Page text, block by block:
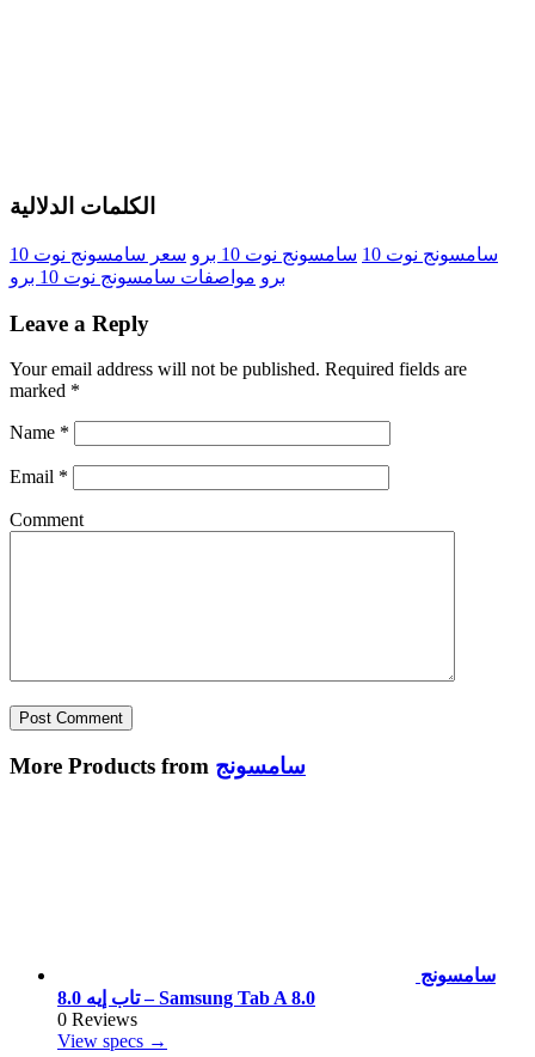
الكلمات الدلالية
سامسونج نوت 10 سامسونج نوت 10 برو
سعر سامسونج نوت 10
برو مواصفات سامسونج نوت 10 برو
Leave a Reply
Your email address will not be published. Required fields are
marked *
Name *
Email *
Comment
More Products from سامسونج
سامسونج
تاب إيه 8.0 – Samsung Tab A 8.0
0 Reviews
View specs →